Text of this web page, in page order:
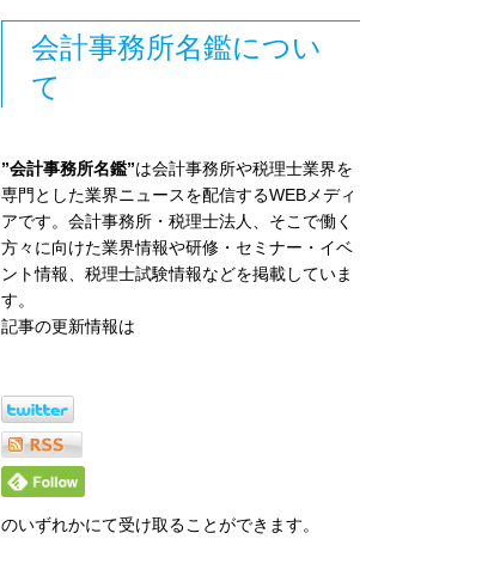
会計事務所名鑑につい
て
”会計事務所名鑑”は会計事務所や税理士業界を
専門とした業界ニュースを配信するWEBメディ
アです。会計事務所・税理士法人、そこで働く
方々に向けた業界情報や研修・セミナー・イベ
ント情報、税理士試験情報などを掲載していま
す。
記事の更新情報は
のいずれかにて受け取ることができます。